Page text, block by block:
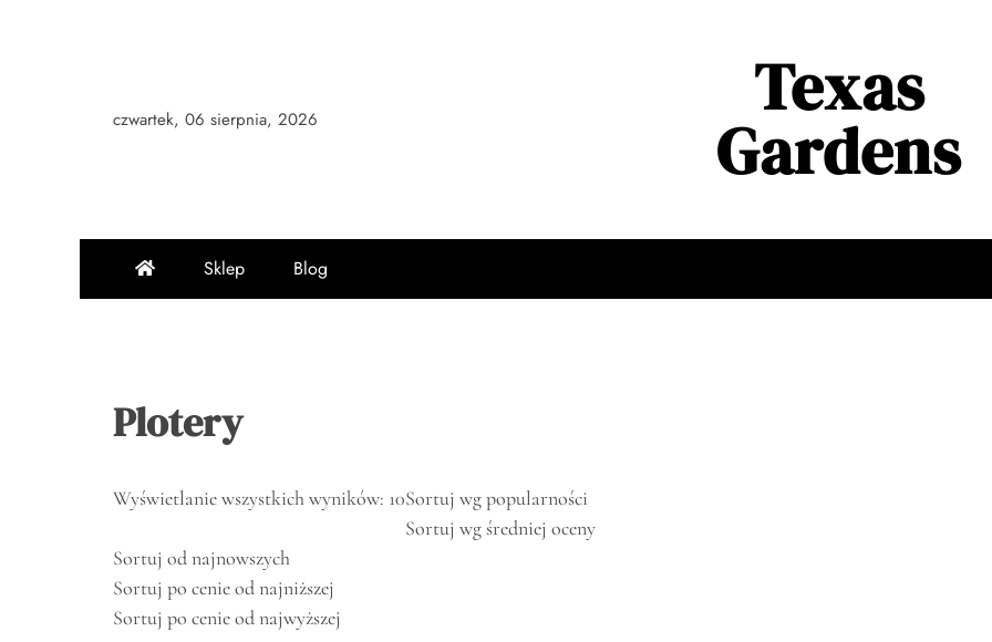
czwartek, 06 sierpnia, 2026
Texas
Gardens
Sklep Blog
Plotery
Wyświetlanie wszystkich wyników: 10Sortuj wg popularności
Sortuj wg średniej oceny
Sortuj od najnowszych
Sortuj po cenie od najniższej
Sortuj po cenie od najwyższej